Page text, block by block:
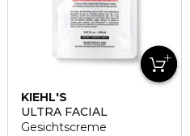
KIEHL'S
ULTRA FACIAL
Gesichtscreme